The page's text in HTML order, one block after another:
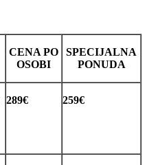
CENA PO
OSOBI
SPECIJALNA
PONUDA
289€ 259€